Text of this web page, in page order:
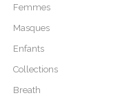
Femmes
Masques
Enfants
Collections
Breath